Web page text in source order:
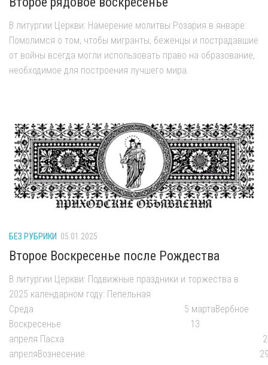
В литургии Церкви: Намерение молитвы Розария в январе:
Помолимся о том, чтобы мигранты, беженцы и пострадавшие
от войны всегда могли использовать право на образование,
необходимое для построения лучшего мира.
БЕЗ РУБРИКИ 05.01.2025
Второе Воскресенье после Рождества
В литургии Церкви: Подвижные праздники и торжества в
2025 календарном году: Пепельная
Среда 5 мартаВербное
Воскресенье 13
апреля Пасха
апреляВознесение